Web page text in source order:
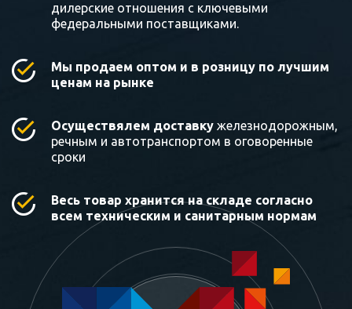
дилерские отношения с ключевыми
федеральными поставщиками.
Мы продаем оптом и в розницу по лучшим
ценам на рынке
Осуществялем доставку железнодорожным,
речным и автотранспортом в оговоренные
сроки
Весь товар хранится на складе согласно
всем техническим и санитарным нормам